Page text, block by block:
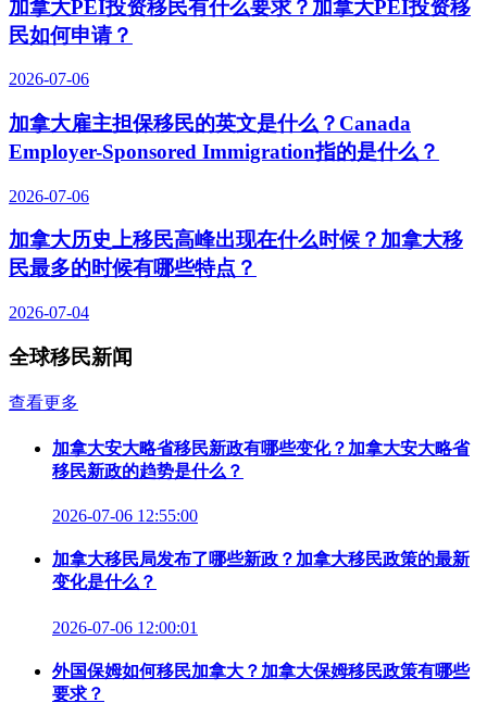
加拿大PEI投资移民有什么要求？加拿大PEI投资移
民如何申请？
2026-07-06
加拿大雇主担保移民的英文是什么？Canada
Employer-Sponsored Immigration指的是什么？
2026-07-06
加拿大历史上移民高峰出现在什么时候？加拿大移
民最多的时候有哪些特点？
2026-07-04
全球移民新闻
查看更多
加拿大安大略省移民新政有哪些变化？加拿大安大略省
移民新政的趋势是什么？
2026-07-06 12:55:00
加拿大移民局发布了哪些新政？加拿大移民政策的最新
变化是什么？
2026-07-06 12:00:01
外国保姆如何移民加拿大？加拿大保姆移民政策有哪些
要求？